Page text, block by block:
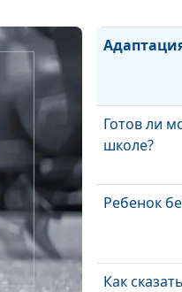
Готов ли
школе?
Ребенок
Как